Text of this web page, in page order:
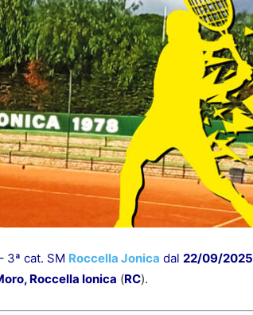
3ª cat. SM Roccella Jonica dal 22/09/2025
Roccella Ionica (RC).